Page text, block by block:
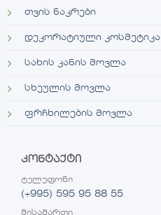
თვის ნაკრები
დეკორატიული კოსმეტიკა
სახის კანის მოვლა
სხეულის მოვლა
ფრჩხილების მოვლა
კონტაქტი
ტელეფონი
(+995) 595 95 88 55
მისამართი